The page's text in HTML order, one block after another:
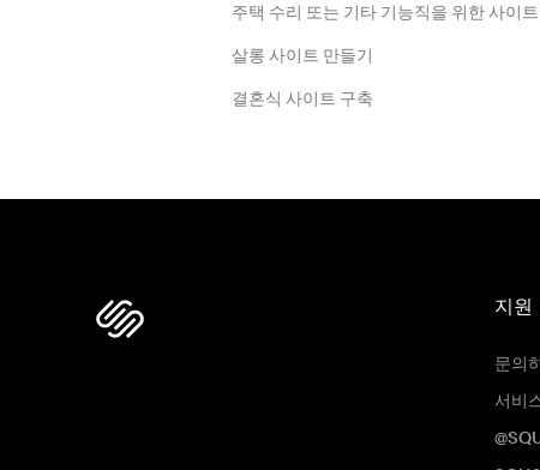
주택 수리 또는 기타 기능직을 위한 사이
살롱 사이트 만들기
결혼식 사이트 구축
지원
문의
서비